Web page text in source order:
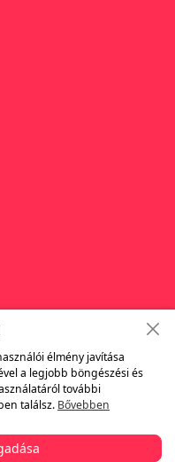
élmény javítása
a legjobb böngészési és
további
találsz. Bővebben